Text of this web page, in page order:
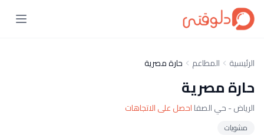
الرئيسية المطاعم حارة مصرية
حارة مصرية
الرياض - حي الصفااحصل على الاتجاهات
مشويات